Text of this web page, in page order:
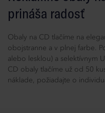
prináša radosť
Obaly na CD tlačíme na
obojstranne a v plnej farbe.
alebo lesklou) a selektívnym
CD obaly tlačíme už od 50
náklade, požiadajte o